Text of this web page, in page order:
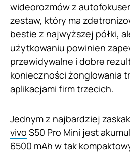
wideorozmów z
zestaw, który ma
bestie z najwyższej półki,
użytkowaniu powinien
przewidywalne i dobre
konieczności żonglowania
aplikacjami firm trzecich.
Jednym z najbardziej
vivo S50 Pro Mini jest
6500 mAh w tak